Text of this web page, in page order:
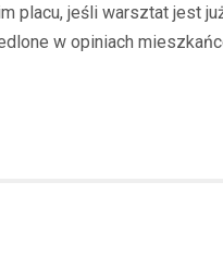
jeśli warsztat jest
w opiniach